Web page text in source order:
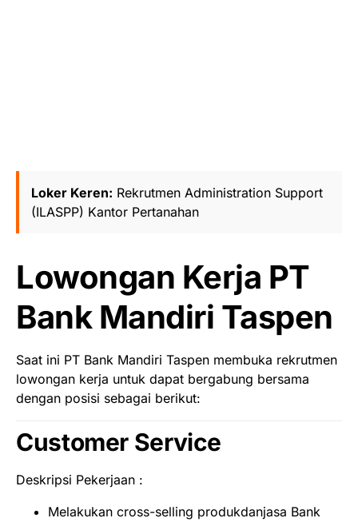
Loker Keren: Rekrutmen Administration Support
(ILASPP) Kantor Pertanahan
Lowongan Kerja PT
Bank Mandiri Taspen
Saat ini PT Bank Mandiri Taspen membuka rekrutmen
lowongan kerja untuk dapat bergabung bersama
dengan posisi sebagai berikut:
Customer Service
Deskripsi Pekerjaan :
Melakukan cross-selling produkdanjasa Bank